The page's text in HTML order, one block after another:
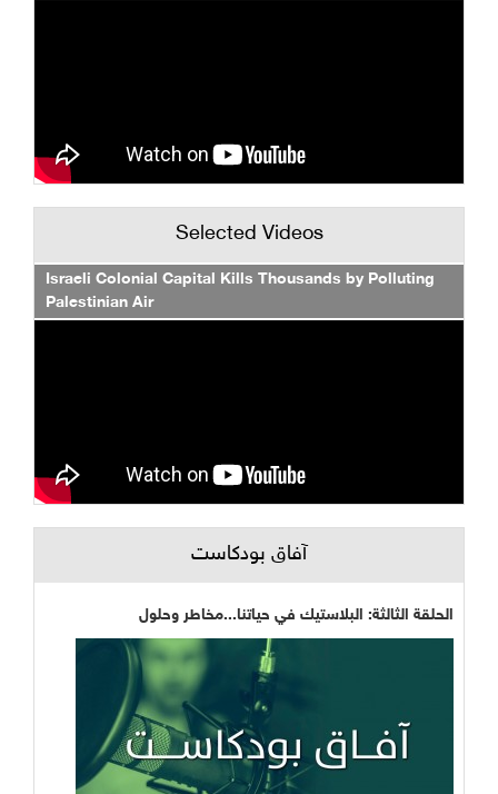
Selected Videos
Israeli Colonial Capital Kills Thousands by Polluting
Palestinian Air
آفاق بودكاست
الحلقة الثالثة: البلاستيك في حياتنا...مخاطر وحلول